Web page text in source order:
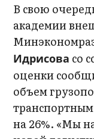
В свою
академии
Идрисова со
оценки
объем
на 26%. «Мы